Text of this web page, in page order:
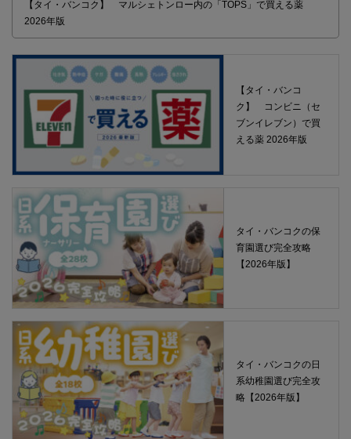
【タイ・バンコク】 マルシェトンロー内の「TOPS」で買える薬
2026年版
【タイ・バンコ
ク】 コンビニ（セ
ブンイレブン）で買
える薬 2026年版
タイ・バンコクの保
育園選び完全攻略
【2026年版】
タイ・バンコクの日
系幼稚園選び完全攻
略【2026年版】